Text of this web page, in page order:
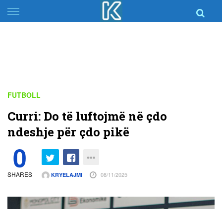
Skip
to
FUTBOLL
Curri: Do të luftojmë në çdo
ndeshje për çdo pikë
0
SHARES KRYELAJMI 08/11/2025